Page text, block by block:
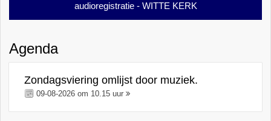
audioregistratie - WITTE KERK
Agenda
Zondagsviering omlijst door muziek.
09-08-2026 om 10.15 uur